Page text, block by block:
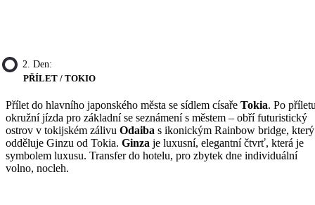
2. Den:
PŘÍLET / TOKIO
Přílet do hlavního japonského města se sídlem císaře Tokia. Po
okružní jízda pro základní se seznámení s městem – obří futuristický
ostrov v tokijském zálivu Odaiba s ikonickým Rainbow bridge, který
odděluje Ginzu od Tokia. Ginza je luxusní, elegantní čtvrť, která je
symbolem luxusu. Transfer do hotelu, pro zbytek dne individuální
volno, nocleh.